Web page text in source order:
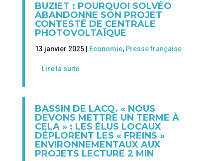
BUZIET : POURQUOI SOLVÉO
ABANDONNE SON PROJET
CONTESTÉ DE CENTRALE
PHOTOVOLTAÏQUE
13 janvier 2025 | Economie, Presse française
Lire la suite
BASSIN DE LACQ. « NOUS
DEVONS METTRE UN TERME À
CELA » : LES ÉLUS LOCAUX
DÉPLORENT LES « FREINS »
ENVIRONNEMENTAUX AUX
PROJETS LECTURE 2 MIN